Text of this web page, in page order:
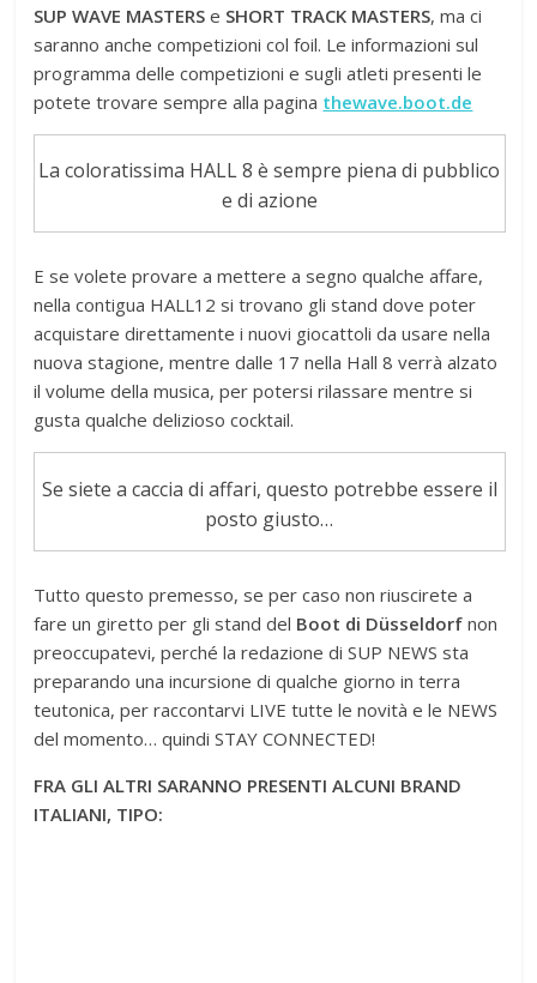
SUP WAVE MASTERS e SHORT TRACK MASTERS, ma ci
saranno anche competizioni col foil. Le informazioni sul
programma delle competizioni e sugli atleti presenti le
potete trovare sempre alla pagina thewave.boot.de
La coloratissima HALL 8 è sempre piena di pubblico
e di azione
E se volete provare a mettere a segno qualche affare,
nella contigua HALL12 si trovano gli stand dove poter
acquistare direttamente i nuovi giocattoli da usare nella
nuova stagione, mentre dalle 17 nella Hall 8 verrà alzato
il volume della musica, per potersi rilassare mentre si
gusta qualche delizioso cocktail.
Se siete a caccia di affari, questo potrebbe essere il
posto giusto…
Tutto questo premesso, se per caso non riuscirete a
fare un giretto per gli stand del Boot di Düsseldorf non
preoccupatevi, perché la redazione di SUP NEWS sta
preparando una incursione di qualche giorno in terra
teutonica, per raccontarvi LIVE tutte le novità e le NEWS
del momento… quindi STAY CONNECTED!
FRA GLI ALTRI SARANNO PRESENTI ALCUNI BRAND
ITALIANI, TIPO: